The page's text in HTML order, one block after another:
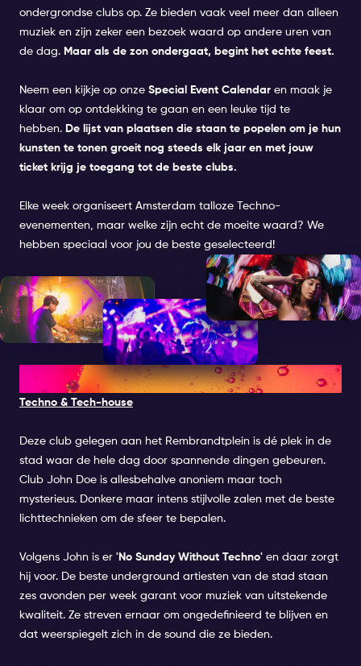
ondergrondse clubs op. Ze bieden vaak veel meer dan alleen
muziek en zijn zeker een bezoek waard op andere uren van
de dag. Maar als de zon ondergaat, begint het echte feest.
Neem een kijkje op onze Special Event Calendar en maak je
klaar om op ontdekking te gaan en een leuke tijd te
hebben. De lijst van plaatsen die staan te popelen om je hun
kunsten te tonen groeit nog steeds elk jaar en met jouw
ticket krijg je toegang tot de beste clubs.
Elke week organiseert Amsterdam talloze Techno-
evenementen, maar welke zijn echt de moeite waard? We
hebben speciaal voor jou de beste geselecteerd!
1. CLUB JOHN DOE
Techno & Tech-house
Deze club gelegen aan het Rembrandtplein is dé plek in de
stad waar de hele dag door spannende dingen gebeuren.
Club John Doe is allesbehalve anoniem maar toch
mysterieus. Donkere maar intens stijlvolle zalen met de beste
lichttechnieken om de sfeer te bepalen.
Volgens John is er 'No Sunday Without Techno' en daar zorgt
hij voor. De beste underground artiesten van de stad staan
zes avonden per week garant voor muziek van uitstekende
kwaliteit. Ze streven ernaar om ongedefinieerd te blijven en
dat weerspiegelt zich in de sound die ze bieden.